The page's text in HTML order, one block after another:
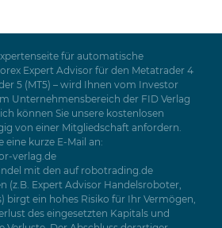
für automatische
Expert Advisor für den Metatrader 4
5 (MT5) – wird Ihnen vom Investor
Unternehmensbereich der FID Verlag
können Sie unsere kostenlosen
von einer Mitgliedschaft anfordern.
eine kurze E-Mail an:
verlag.de
mit den auf robotrading.de
(z.B. Expert Advisor Handelsroboter,
birgt ein hohes Risiko für Ihr Vermögen,
des eingesetzten Kapitals und